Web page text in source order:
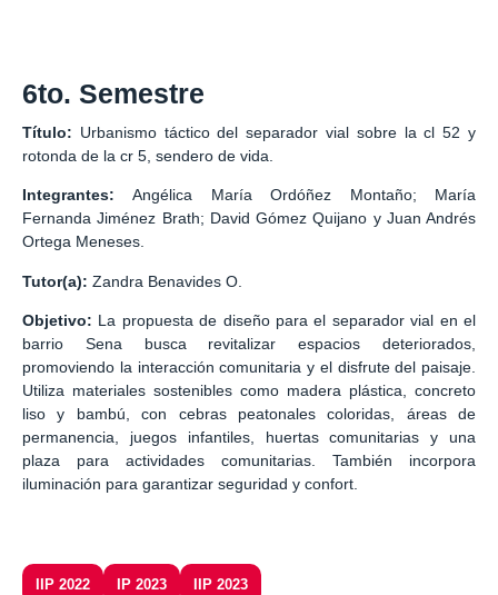
6to. Semestre
Título: Urbanismo táctico del separador vial sobre la cl 52 y
rotonda de la cr 5, sendero de vida.
Integrantes:Angélica María Ordóñez Montaño; María
Fernanda Jiménez Brath; David Gómez Quijano y Juan Andrés
Ortega Meneses.
Tutor(a): Zandra Benavides O.
Objetivo: La propuesta de diseño para el separador vial en el
barrio Sena busca revitalizar espacios deteriorados,
promoviendo la interacción comunitaria y el disfrute del paisaje.
Utiliza materiales sostenibles como madera plástica, concreto
liso y bambú, con cebras peatonales coloridas, áreas de
permanencia, juegos infantiles, huertas comunitarias y una
plaza para actividades comunitarias. También incorpora
iluminación para garantizar seguridad y confort.
IIP 2022 IP 2023 IIP 2023